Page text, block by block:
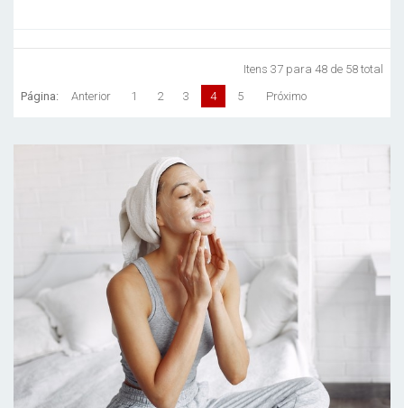
Itens 37 para 48 de 58 total
Página:
Anterior 1 2 3 4 5 Próximo